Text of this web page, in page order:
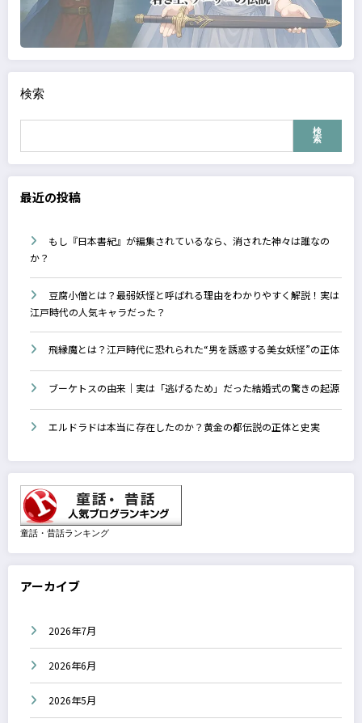
検索
検
索
最近の投稿
もし『日本書紀』が編集されているなら、消された神々は誰なの
か？
豆腐小僧とは？最弱妖怪と呼ばれる理由をわかりやすく解説！実は
江戸時代の人気キャラだった？
飛縁魔とは？江戸時代に恐れられた“男を誘惑する美女妖怪”の正体
ブーケトスの由来｜実は「逃げるため」だった結婚式の驚きの起源
エルドラドは本当に存在したのか？黄金の都伝説の正体と史実
童話・昔話ランキング
アーカイブ
2026年7月
2026年6月
2026年5月